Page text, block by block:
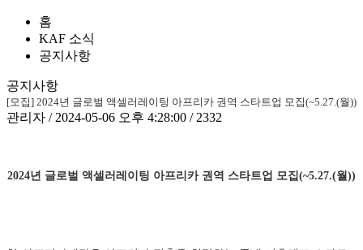
홈
KAF 소식
공지사항
공지사항
[모집] 2024년 글로벌 액셀러레이팅 아프리카 권역 스타트업 모집(~5.27.(월))
관리자 / 2024-05-06 오후 4:28:00 / 2332
2024년 글로벌 액셀러레이팅 아프리카 권역 스타트업 모집(~5.27.(월))